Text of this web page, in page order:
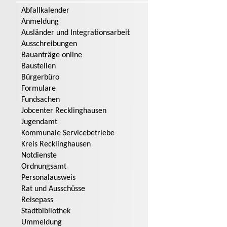
Abfallkalender
Anmeldung
Ausländer und Integrationsarbeit
Ausschreibungen
Bauanträge online
Baustellen
Bürgerbüro
Formulare
Fundsachen
Jobcenter Recklinghausen
Jugendamt
Kommunale Servicebetriebe
Kreis Recklinghausen
Notdienste
Ordnungsamt
Personalausweis
Rat und Ausschüsse
Reisepass
Stadtbibliothek
Ummeldung